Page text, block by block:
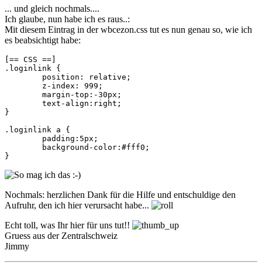
... und gleich nochmals....
Ich glaube, nun habe ich es raus..:
Mit diesem Eintrag in der wbcezon.css tut es nun genau so, wie ich
es beabsichtigt habe:
[== CSS ==]
.loginlink {
}
.loginlink a {
}
Nochmals: herzlichen Dank für die Hilfe und entschuldige den
Aufruhr, den ich hier verursacht habe...
Echt toll, was Ihr hier für uns tut!!
Gruess aus der Zentralschweiz
Jimmy